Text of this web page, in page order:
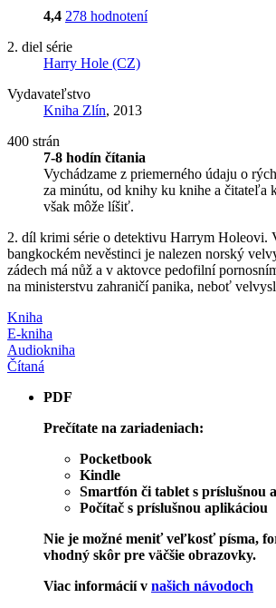
4,4 278 hodnotení
2. diel série
Harry Hole (CZ)
Vydavateľstvo
Kniha Zlín, 2013
400 strán
7-8 hodín čítania
Vychádzame z priemerného údaju o
za minútu, od knihy ku knihe a čitateľa
však môže líšiť.
2. díl krimi série o detektivu Harrym Holeovi.
bangkockém nevěstinci je nalezen norský
zádech má nůž a v aktovce pedofilní
na ministerstvu zahraničí panika, neboť
Kniha
E-kniha
Audiokniha
Čítaná
PDF
Prečítate na zariadeniach:
Pocketbook
Kindle
Smartfón či tablet s príslušnou
Počítač s príslušnou aplikáciou
Nie je možné meniť veľkosť písma,
vhodný skôr pre väčšie obrazovky.
Viac informácií v našich návodoch